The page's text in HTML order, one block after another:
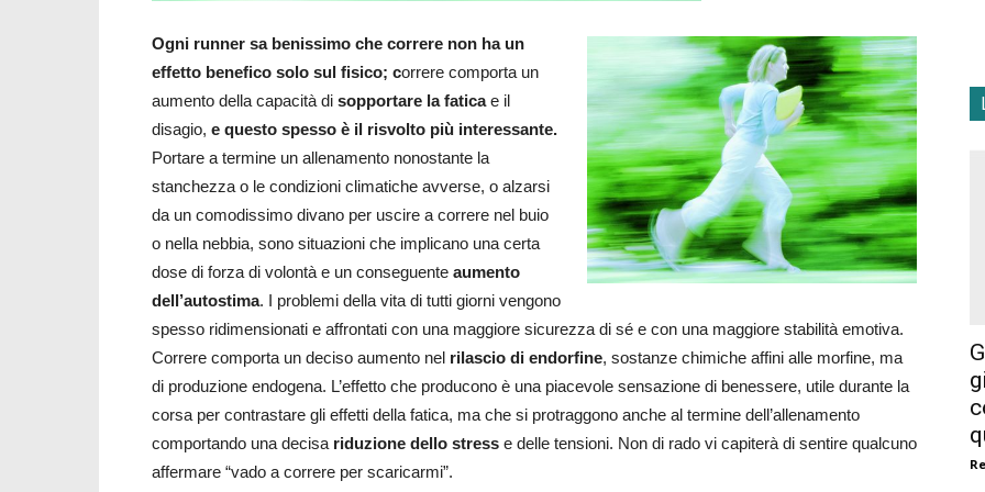
Ogni runner sa benissimo che correre non ha un
effetto benefico solo sul fisico; correre comporta un
aumento della capacità di sopportare la faticae il
disagio, e questo spesso è il risvolto più interessante.
Portare a termine un allenamento nonostante la
stanchezza o le condizioni climatiche avverse, o alzarsi
da un comodissimo divano per uscire a correre nel buio
o nella nebbia, sono situazioni che implicano una certa
dose di forza di volontà e un conseguente aumento
dell’autostima. I problemi della vita di tutti giorni vengono
spesso ridimensionati e affrontati con una maggiore sicurezza di sé e con una maggiore stabilità emotiva.
Correre comporta un deciso aumento nel rilascio di endorfine, sostanze chimiche affini alle morfine, ma
di produzione endogena. L’effetto che producono è una piacevole sensazione di benessere, utile durante la
corsa per contrastare gli effetti della fatica, ma che si protraggono anche al termine dell’allenamento
comportando una decisa riduzione dello stress e delle tensioni. Non di rado vi capiterà di sentire qualcuno
affermare “vado a correre per scaricarmi”.